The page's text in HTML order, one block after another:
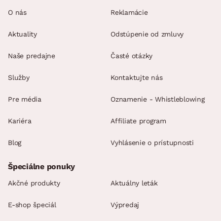
O nás
Aktuality
Naše predajne
Služby
Pre média
Kariéra
Blog
Reklamácie
Odstúpenie od zmluvy
Časté otázky
Kontaktujte nás
Oznamenie - Whistleblowing
Affiliate program
Vyhlásenie o prístupnosti
Špeciálne ponuky
Akčné produkty Aktuálny leták
E-shop špeciál Výpredaj